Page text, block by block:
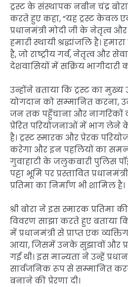
ट्रस्ट के संस्थापक नबीन चंद्र
करते हुए कहा, “यह ट्रस्ट केवल
प्रधानमंत्री मोदी जी के नेतृत्व
हमारी स्थायी श्रद्धांजलि है।
है, जो राष्ट्रीय गर्व, नेतृत्व और
देशवासियों में सक्रिय भागीदारी
उन्होंने बताया कि ट्रस्ट का मुख्य
योगदान को सम्मानित करना,
जन तक पहुँचाना और नागरिकों
प्रेरित परियोजनाओं में भाग लेने
है। ट्रस्ट स्मारक और प्रेरक
करेगा और इन पहलियों का
गुवाहाटी के जलुकबारी पुलिस
पट्टा भूमि पर प्रस्तावित
प्रतिमा का निर्माण भी शामिल है।
श्री बोरा ने इस स्मारक प्रतिमा
विवरण साझा करते हुए बताया
में प्रधानमंत्री से प्राप्त एक
आया, जिसमें उनके सुझावों और
गई थी। इस मान्यता ने उन्हें
सार्वजनिक रूप से सम्मानित
बनाने की प्रेरणा दी।